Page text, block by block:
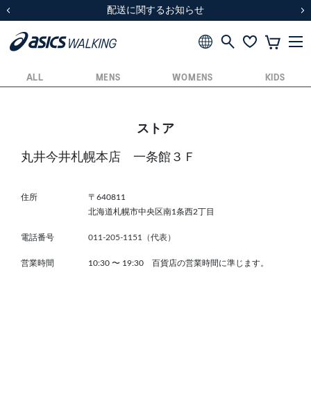
スクスク（SUKU2）価格改定のお知らせ
配送に関するお知らせ
スクスク（SUKU2）価格改定のお知らせ
配送に関するお知らせ
ALL MENS WOMENS KIDS
ストア
丸井今井札幌本店 一条館３Ｆ
住所
〒640811
北海道札幌市中央区南1条西2丁目
電話番号 011-205-1151（代表）
営業時間 10:30 〜 19:30 百貨店の営業時間に準じます。